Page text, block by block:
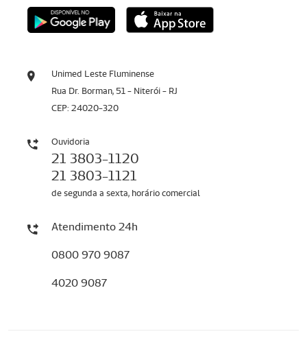
Unimed Leste Fluminense
Rua Dr. Borman, 51 - Niterói - RJ
CEP: 24020-320
Ouvidoria
21 3803-1120
21 3803-1121
de segunda a sexta, horário comercial
Atendimento 24h
0800 970 9087
4020 9087